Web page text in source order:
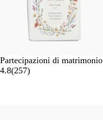
Partecipazioni di matrimonio
4.8(257)